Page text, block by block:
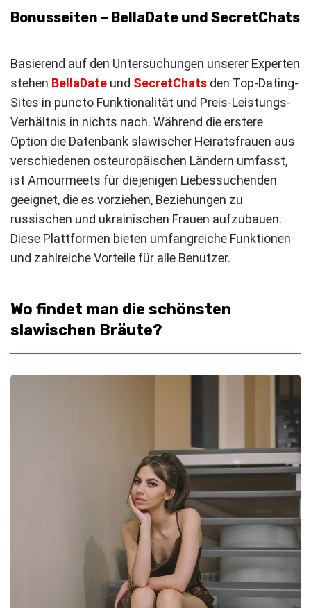
Bonusseiten – BellaDate und SecretChats
Basierend auf den Untersuchungen unserer Experten
stehen BellaDate und SecretChats den Top-Dating-
Sites in puncto Funktionalität und Preis-Leistungs-
Verhältnis in nichts nach. Während die erstere
Option die Datenbank slawischer Heiratsfrauen aus
verschiedenen osteuropäischen Ländern umfasst,
ist Amourmeets für diejenigen Liebessuchenden
geeignet, die es vorziehen, Beziehungen zu
russischen und ukrainischen Frauen aufzubauen.
Diese Plattformen bieten umfangreiche Funktionen
und zahlreiche Vorteile für alle Benutzer.
Wo findet man die schönsten
slawischen Bräute?